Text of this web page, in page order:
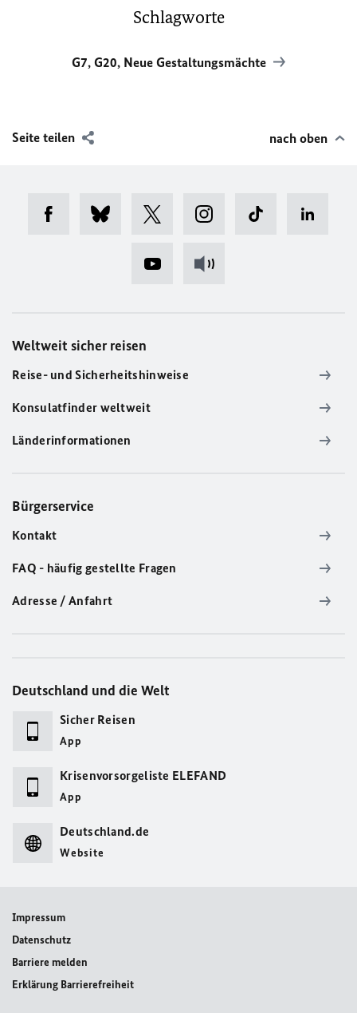
Schlagworte
G7, G20, Neue Gestaltungsmächte
Seite teilen nach oben
Weltweit sicher reisen
Reise- und Sicherheitshinweise
Konsulatfinder weltweit
Länderinformationen
Bürgerservice
Kontakt
FAQ - häufig gestellte Fragen
Adresse / Anfahrt
Deutschland und die Welt
Sicher Reisen
App
Krisenvorsorgeliste ELEFAND
App
Deutschland.de
Website
Impressum
Datenschutz
Barriere melden
Erklärung Barrierefreiheit